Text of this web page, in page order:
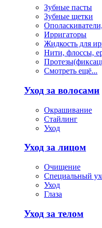
Зубные пасты
Зубные щетки
Ирригаторы
Жидкость для
Нити, флоссы,
Смотреть ещё...
Уход за волосами
Окрашивание
Стайлинг
Уход
Уход за лицом
Очищение
Специальный
Уход
Глаза
Уход за телом